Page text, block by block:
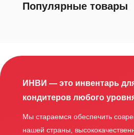
Популярные товары
ИНВИ — это инвентарь
кондитеров любого
Мы стараемся обеспечить
нашей страны,